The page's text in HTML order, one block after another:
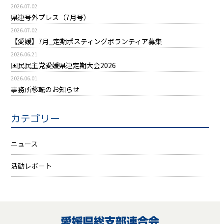
2026.07.02
県連号外プレス（7月号）
2026.07.02
【愛媛】7月_定期ポスティングボランティア募集
2026.06.21
国民民主党愛媛県連定期大会2026
2026.06.01
事務所移転のお知らせ
カテゴリー
ニュース
活動レポート